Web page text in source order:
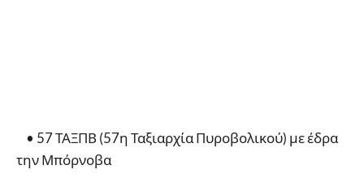
• 57 ΤΑΞΠΒ (57η Ταξιαρχία Πυροβολικού) με έδρα
την Μπόρνοβα